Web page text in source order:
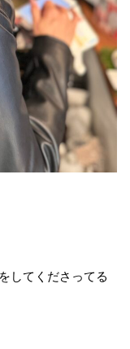
してくださってる